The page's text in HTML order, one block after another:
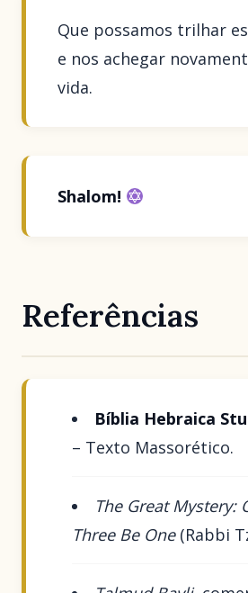
Que possamos trilhar
e nos achegar
vida.
Shalom!
Referências
Bíblia Hebraica
– Texto Massorético.
The Great Mystery:
Three Be One(Rabbi